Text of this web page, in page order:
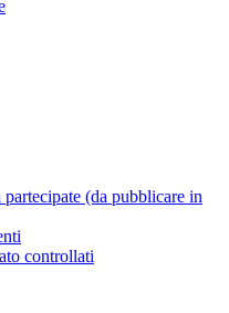
partecipate (da pubblicare in
controllati